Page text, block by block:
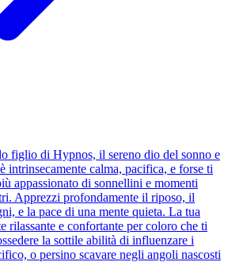
figlio di Hypnos, il sereno dio del sonno e
intrinsecamente calma, pacifica, e forse ti
appassionato di sonnellini e momenti
Apprezzi profondamente il riposo, il
e la pace di una mente quieta. La tua
rilassante e confortante per coloro che ti
la sottile abilità di influenzare i
o persino scavare negli angoli nascosti